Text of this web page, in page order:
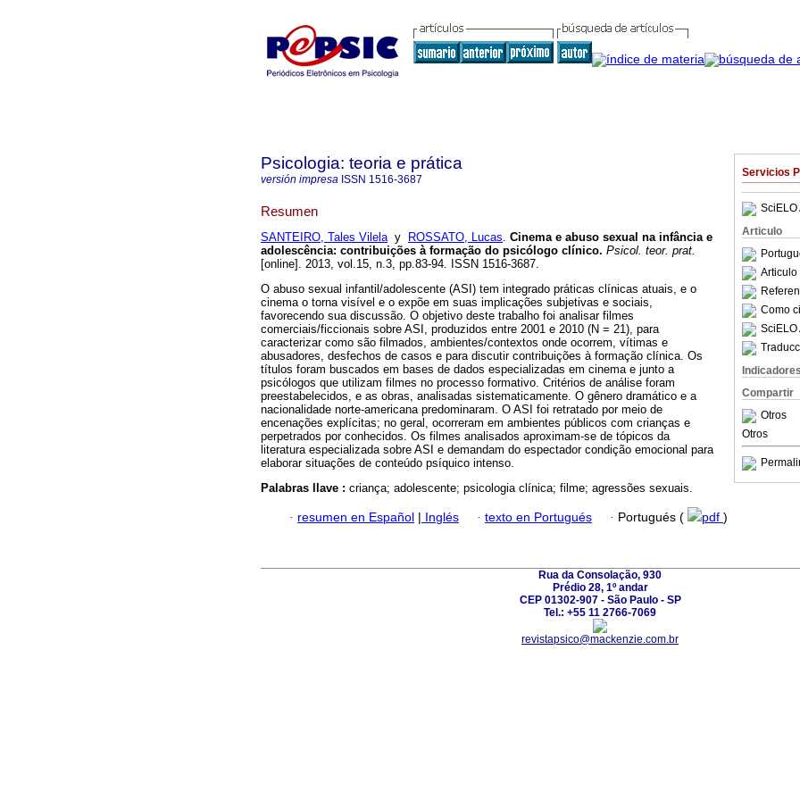
Servicios
SciELO
Articulo
Articulo
Como
SciELO
Compartir
Otros
Otros
Psicologia: teoria e prática
versión impresa ISSN 1516-3687
Resumen
SANTEIRO, Tales Vilelay ROSSATO, Lucas. Cinema e abuso sexual na infância e
adolescência: contribuições à formação do psicólogo clínico. Psicol. teor. prat.
[online]. 2013, vol.15, n.3, pp.83-94. ISSN 1516-3687.
O abuso sexual infantil/adolescente (ASI) tem integrado práticas clínicas atuais, e o
cinema o torna visível e o expõe em suas implicações subjetivas e sociais,
favorecendo sua discussão. O objetivo deste trabalho foi analisar filmes
comerciais/ficcionais sobre ASI, produzidos entre 2001 e 2010 (N = 21), para
caracterizar como são filmados, ambientes/contextos onde ocorrem, vítimas e
abusadores, desfechos de casos e para discutir contribuições à formação clínica. Os
títulos foram buscados em bases de dados especializadas em cinema e junto a
psicólogos que utilizam filmes no processo formativo. Critérios de análise foram
preestabelecidos, e as obras, analisadas sistematicamente. O gênero dramático e a
nacionalidade norte-americana predominaram. O ASI foi retratado por meio de
encenações explícitas; no geral, ocorreram em ambientes públicos com crianças e
perpetrados por conhecidos. Os filmes analisados aproximam-se de tópicos da
literatura especializada sobre ASI e demandam do espectador condição emocional para
elaborar situações de conteúdo psíquico intenso.
Palabras llave : criança; adolescente; psicologia clínica; filme; agressões sexuais.
· resumen en Español | Inglés · texto en Portugués · Portugués ( pdf )
Rua da Consolação, 930
Prédio 28, 1º andar
CEP 01302-907 - São Paulo - SP
Tel.: +55 11 2766-7069
revistapsico@mackenzie.com.br